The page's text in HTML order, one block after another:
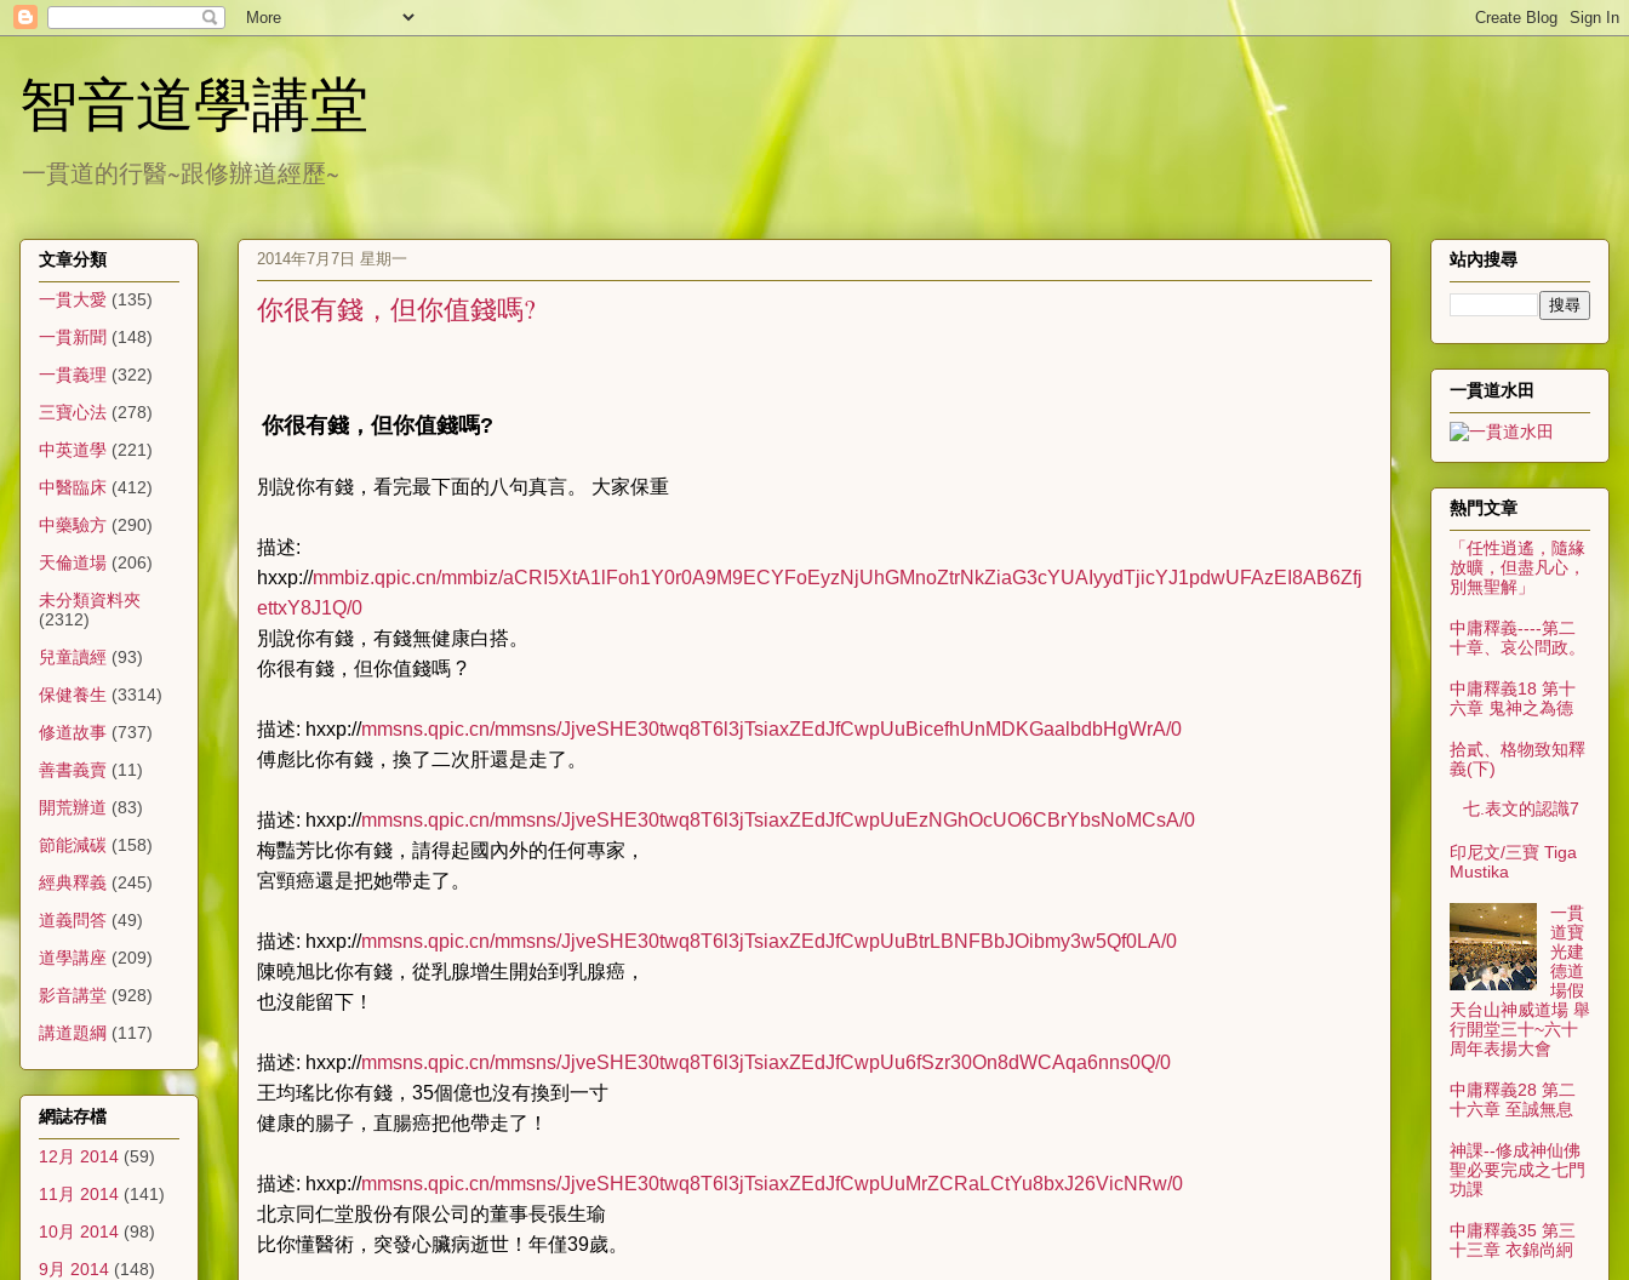
智音道學講堂
一貫道的行醫~跟修辦道經歷~
2014年7月7日 星期一
你很有錢，但你值錢嗎?
你很有錢，但你值錢嗎?
別說你有錢，看完最下面的八句真言。 大家保重
描述:
hxxp://mmbiz.qpic.cn/mmbiz/aCRI5XtA1lFoh1Y0r0A9M9ECYFoEyzNjUhGMnoZtrNkZiaG3cYUAIyydTjicYJ1pdwUFAzEI8AB6Zfj
ettxY8J1Q/0
別說你有錢，有錢無健康白搭。
你很有錢，但你值錢嗎 ?
描述: hxxp://mmsns.qpic.cn/mmsns/JjveSHE30twq8T6l3jTsiaxZEdJfCwpUuBicefhUnMDKGaalbdbHgWrA/0
傅彪比你有錢，換了二次肝還是走了。
描述: hxxp://mmsns.qpic.cn/mmsns/JjveSHE30twq8T6l3jTsiaxZEdJfCwpUuEzNGhOcUO6CBrYbsNoMCsA/0
梅豔芳比你有錢，請得起國內外的任何專家，
宮頸癌還是把她帶走了。
描述: hxxp://mmsns.qpic.cn/mmsns/JjveSHE30twq8T6l3jTsiaxZEdJfCwpUuBtrLBNFBbJOibmy3w5Qf0LA/0
陳曉旭比你有錢，從乳腺增生開始到乳腺癌，
也沒能留下！
描述: hxxp://mmsns.qpic.cn/mmsns/JjveSHE30twq8T6l3jTsiaxZEdJfCwpUu6fSzr30On8dWCAqa6nns0Q/0
王均瑤比你有錢，35個億也沒有換到一寸
健康的腸子，直腸癌把他帶走了！
描述: hxxp://mmsns.qpic.cn/mmsns/JjveSHE30twq8T6l3jTsiaxZEdJfCwpUuMrZCRaLCtYu8bxJ26VicNRw/0
北京同仁堂股份有限公司的董事長張生瑜
比你懂醫術，突發心臟病逝世！年僅39歲。
文章分類
一貫大愛 (135)
一貫新聞 (148)
一貫義理 (322)
三寶心法 (278)
中英道學 (221)
中醫臨床 (412)
中藥驗方 (290)
天倫道場 (206)
未分類資料夾
(2312)
兒童讀經 (93)
保健養生 (3314)
修道故事 (737)
善書義賣 (11)
開荒辦道 (83)
節能減碳 (158)
經典釋義 (245)
道義問答 (49)
道學講座 (209)
影音講堂 (928)
講道題綱 (117)
網誌存檔
12月 2014 (59)
11月 2014 (141)
10月 2014 (98)
9月 2014 (148)
站內搜尋
一貫道水田
熱門文章
「任性逍遙，隨緣
放曠，但盡凡心，
別無聖解」
中庸釋義----第二
十章、哀公問政。
中庸釋義18 第十
六章 鬼神之為德
拾貳、格物致知釋
義(下)
七.表文的認識7
印尼文/三寶 Tiga
Mustika
一貫
道寶
光建
德道
場假
天台山神威道場 舉
行開堂三十~六十
周年表揚大會
中庸釋義28 第二
十六章 至誠無息
神課--修成神仙佛
聖必要完成之七門
功課
中庸釋義35 第三
十三章 衣錦尚絅